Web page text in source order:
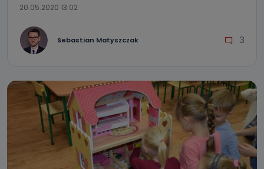
20.05.2020 13:02
Sebastian Matyszczak 3